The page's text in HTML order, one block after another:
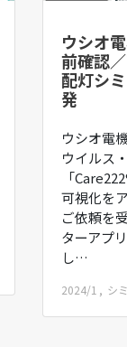
ウシオ
前確認
配灯シ
発
ウシオ電
ウイルス
「
可視化を
ご依頼を
ターアプ
し…
2024/1 シ